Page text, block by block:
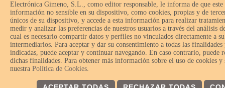
Electrónica Gimeno, S.L., como editor responsable, le informa de que este
información no sensible en su dispositivo, como cookies, propias y de
únicos de su dispositivo, y accede a esta información para realizar
medir y analizar las preferencias de nuestros usuarios a través del análisis
cual es necesario compartir datos y perfiles no vinculados directamente a
intermediarios. Para aceptar y dar su consentimiento a todas las
indicadas, puede aceptar y continuar navegando. En caso contrario, puede
dichas finalidades. Para obtener más información sobre el uso de cookies y
nuestra Política de Cookies.